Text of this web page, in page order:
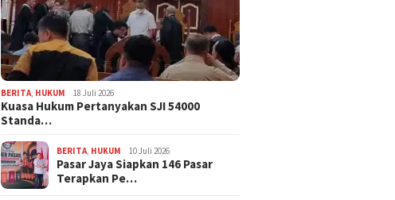
BERITA HUKUM 18 Juli 2026
Kuasa Hukum Pertanyakan SJI 54000
Standa…
BERITA HUKUM 10 Juli 2026
Pasar Jaya Siapkan 146 Pasar
Terapkan Pe…